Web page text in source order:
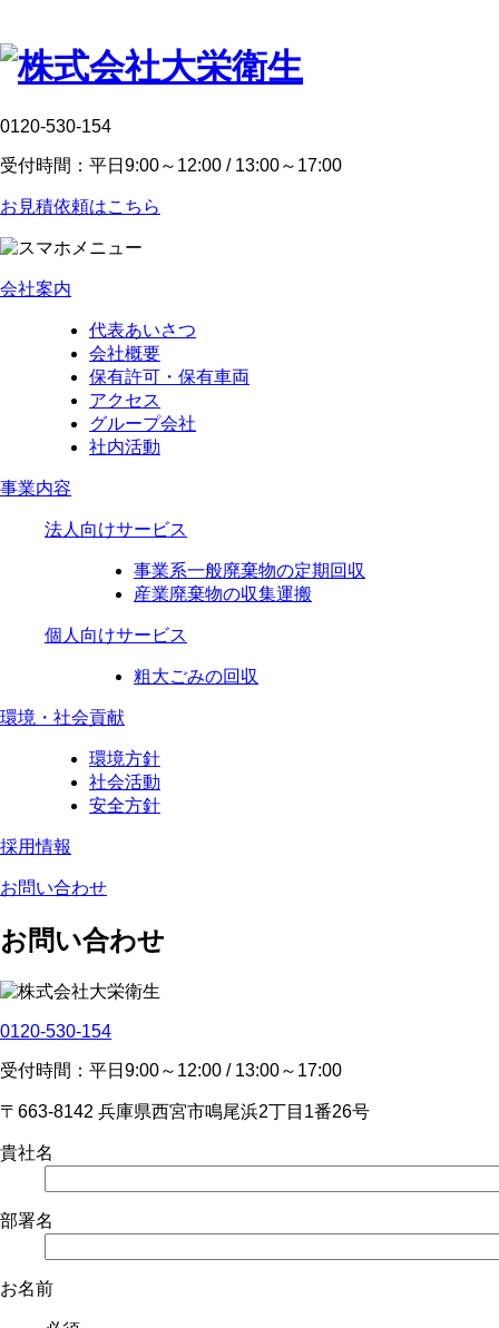
0120-530-154
受付時間：平日9:00～12:00 / 13:00～17:00
お見積依頼はこちら
会社案内
代表あいさつ
会社概要
保有許可・保有車両
アクセス
グループ会社
社内活動
事業内容
法人向けサービス
事業系一般廃棄物の定期回収
産業廃棄物の収集運搬
個人向けサービス
粗大ごみの回収
環境・社会貢献
環境方針
社会活動
安全方針
採用情報
お問い合わせ
お問い合わせ
0120-530-154
受付時間：平日9:00～12:00 / 13:00～17:00
〒663-8142 兵庫県西宮市鳴尾浜2丁目1番26号
貴社名
部署名
お名前